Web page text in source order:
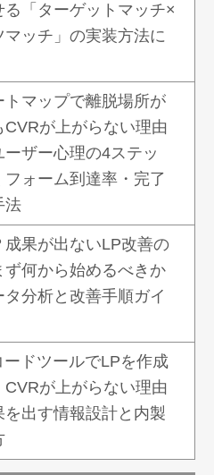
る「ターゲットマッチ×
マッチ」の実装方法に
トマップで離脱場所が
CVRが上がらない理由
ーザー心理の4ステッ
フォーム到達率・完了
法
成果が出ないLP改善の
ず何から始めるべきか
タ分析と改善手順ガイ
ードツールでLPを作成
CVRが上がらない理由
を出す情報設計と内製